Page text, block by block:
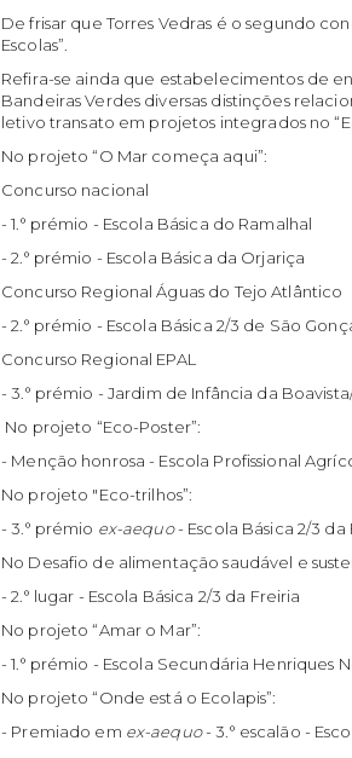
De frisar que Torres Vedras é o segundo
Escolas”.
Refira-se ainda que estabelecimentos de
Bandeiras Verdes diversas distinções
letivo transato em projetos integrados no
No projeto “O Mar começa aqui”:
Concurso nacional
- 1.° prémio - Escola Básica do Ramalhal
- 2.° prémio - Escola Básica da Orjariça
Concurso Regional Águas do Tejo Atlântico
- 2.° prémio - Escola Básica 2/3 de São
Concurso Regional EPAL
- 3.° prémio - Jardim de Infância da
No projeto “Eco-Poster”:
- Menção honrosa - Escola Profissional
No projeto "Eco-trilhos”:
- 3.° prémio ex-aequo- Escola Básica 2/3 da
No Desafio de alimentação saudável e
- 2.° lugar - Escola Básica 2/3 da Freiria
No projeto “Amar o Mar”:
- 1.° prémio - Escola Secundária Henriques
No projeto “Onde está o Ecolapis”:
- Premiado em ex-aequo- 3.° escalão -